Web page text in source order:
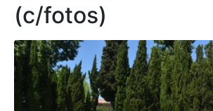
(c/fotos)